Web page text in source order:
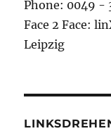
Phone: 0049 -
Face 2 Face:
Leipzig